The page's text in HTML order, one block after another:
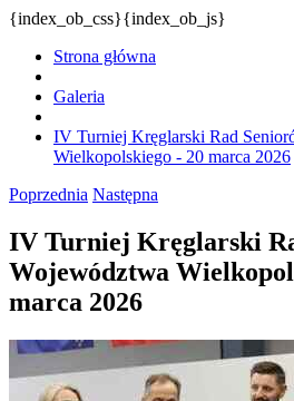
{index_ob_css}{index_ob_js}
Strona główna
Galeria
IV Turniej Kręglarski Rad
Wielkopolskiego - 20 marca 2026
Poprzednia Następna
IV Turniej Kręglarski
Województwa
marca 2026